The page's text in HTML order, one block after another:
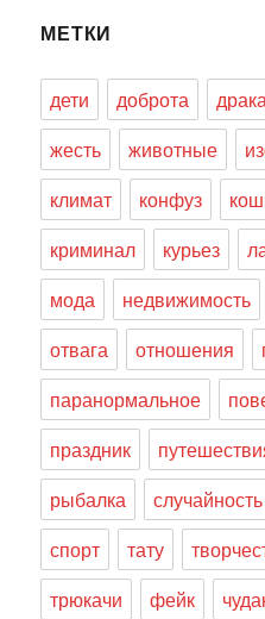
МЕТКИ
дети доброта
жесть
животные
климат
конфуз
криминал
курьез
мода
недвижимость
отвага
отношения
паранормальное
праздник
рыбалка
случайность
спорт
тату
трюкачи
фейк